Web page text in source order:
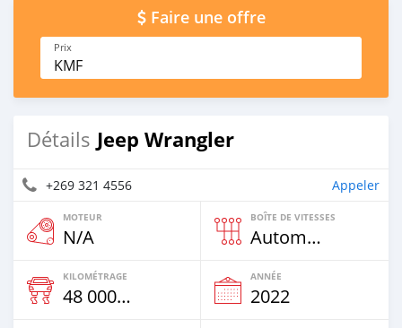
Faire une offre
Prix
KMF
Détails Jeep Wrangler
+269 321 4556 Appeler
MOTEUR
N/A
BOÎTE DE VITESSES
Automatique
KILOMÉTRAGE
48 000 Km
ANNÉE
2022